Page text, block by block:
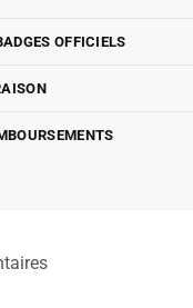
OFFICIELS